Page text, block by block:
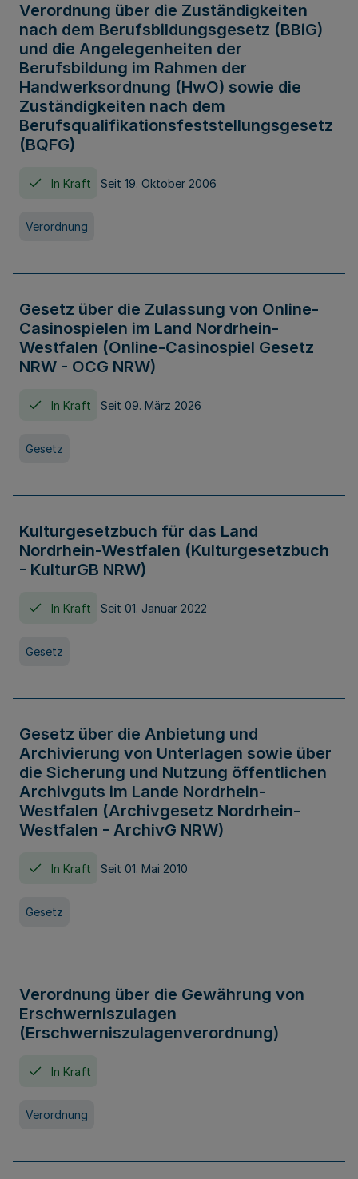
Verordnung über die Zuständigkeiten
nach dem Berufsbildungsgesetz (BBiG)
und die Angelegenheiten der
Berufsbildung im Rahmen der
Handwerksordnung (HwO) sowie die
Zuständigkeiten nach dem
Berufsqualifikationsfeststellungsgesetz
(BQFG)
In Kraft Seit 19. Oktober 2006
Verordnung
Gesetz über die Zulassung von Online-
Casinospielen im Land Nordrhein-
Westfalen (Online-Casinospiel Gesetz
NRW - OCG NRW)
In Kraft Seit 09. März 2026
Gesetz
Kulturgesetzbuch für das Land
Nordrhein-Westfalen (Kulturgesetzbuch
- KulturGB NRW)
In Kraft Seit 01. Januar 2022
Gesetz
Gesetz über die Anbietung und
Archivierung von Unterlagen sowie über
die Sicherung und Nutzung öffentlichen
Archivguts im Lande Nordrhein-
Westfalen (Archivgesetz Nordrhein-
Westfalen - ArchivG NRW)
In Kraft Seit 01. Mai 2010
Gesetz
Verordnung über die Gewährung von
Erschwerniszulagen
(Erschwerniszulagenverordnung)
In Kraft
Verordnung